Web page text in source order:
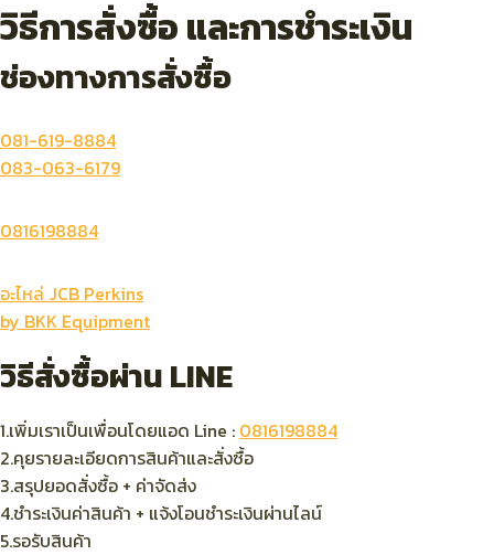
วิธีการสั่งซื้อ และการชำระเงิน
ช่องทางการสั่งซื้อ
081-619-8884
083-063-6179
0816198884
อะไหล่ JCB Perkins
by BKK Equipment
วิธีสั่งซื้อผ่าน LINE
1.เพิ่มเราเป็นเพื่อนโดยแอด Line : 0816198884
2.คุยรายละเอียดการสินค้าและสั่งซื้อ
3.สรุปยอดสั่งซื้อ + ค่าจัดส่ง
4.ชำระเงินค่าสินค้า + แจ้งโอนชำระเงินผ่านไลน์
5.รอรับสินค้า